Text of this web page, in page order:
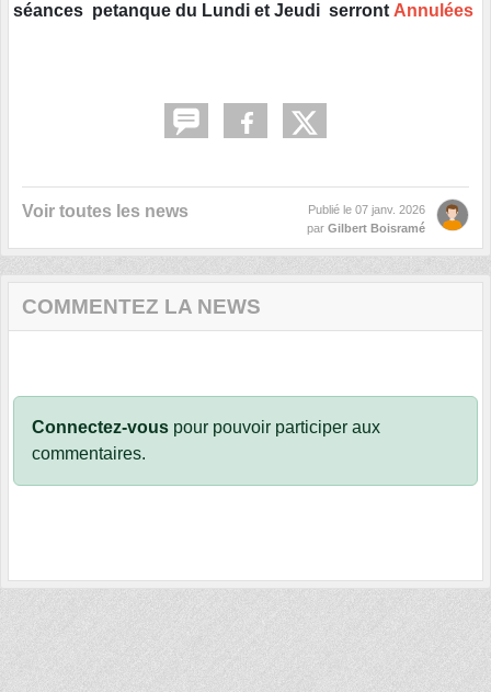
séances petanque du Lundi et Jeudi serront Annulées
Voir toutes les news Publié le 07 janv. 2026
par Gilbert Boisramé
COMMENTEZ LA NEWS
Connectez-vous pour pouvoir participer aux
commentaires.